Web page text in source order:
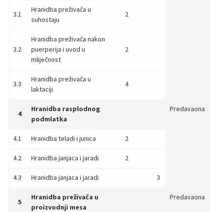
3.1
Hranidba preživača u
suhostaju
2
3.2
Hranidba preživača nakon
puerperija i uvod u
mliječnost
2
3.3
Hranidba preživača u
laktaciji
4
4
Hranidba rasplodnog
podmlatka
Predavaona
4.1 Hranidba teladi i junica 2
4.2 Hranidba janjaca i jaradi 2
4.3 Hranidba janjaca i jaradi 3
5
Hranidba preživača u
proizvodnji mesa
Predavaona